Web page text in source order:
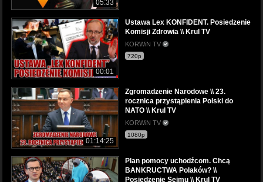
05:33
00:01
Ustawa Lex KONFIDENT. Posiedzenie
Komisji Zdrowia \\ Krul TV
KORWiN TV
720p
01:14:25
Zgromadzenie Narodowe \\ 23.
rocznica przystąpienia Polski do
NATO \\ Krul TV
KORWiN TV
1080p
Plan pomocy uchodźcom. Chcą
BANKRUCTWA Polaków? \\
Posiedzenie Sejmu \\ Krul TV